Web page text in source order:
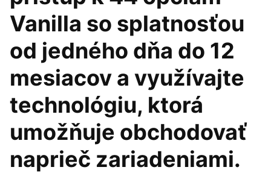
Vanilla so splatnosťou
od jedného dňa do 12
mesiacov a využívajte
technológiu, ktorá
umožňuje obchodovať
naprieč zariadeniami.